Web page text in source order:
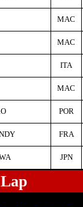
MAC
MAC
ITA
MAC
POR
FRA
JPN